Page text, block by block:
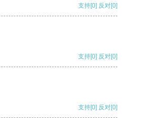
支持[0] 反对[0]
支持[0] 反对[0]
支持[0] 反对[0]